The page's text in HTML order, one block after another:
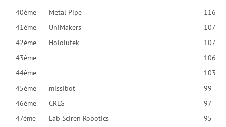
40ème
Metal Pipe
116
41ème
UniMakers
107
42ème
Hololutek
107
43ème
106
44ème
103
45ème
missibot
99
46ème
CRLG
97
47ème
Lab Sciren Robotics
95